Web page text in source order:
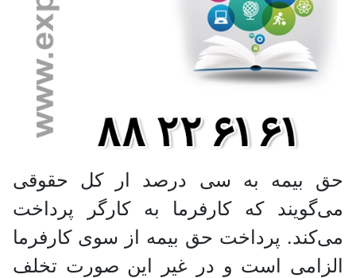
حق بیمه به سی درصد ار کل حقوقی
می‌گویند که کارفرما به کارگر پرداخت
می‌کند. پرداخت حق بیمه از سوی کارفرما
الزامی است و در غیر این صورت تخلف